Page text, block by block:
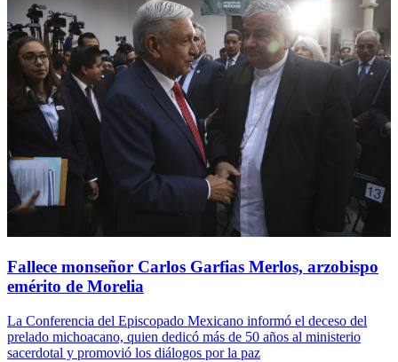
Fallece monseñor Carlos Garfias Merlos, arzobispo
emérito de Morelia
La Conferencia del Episcopado Mexicano informó el deceso del
prelado michoacano, quien dedicó más de 50 años al ministerio
sacerdotal y promovió los diálogos por la paz